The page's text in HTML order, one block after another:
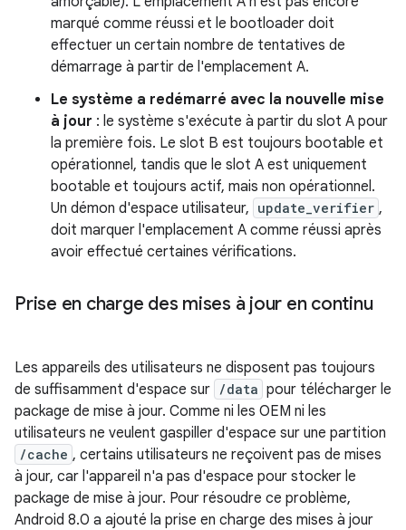
marqué comme réussi et le bootloader doit
effectuer un certain nombre de tentatives de
démarrage à partir de l'emplacement A.
Le système a redémarré avec la nouvelle mise
à jour : le système s'exécute à partir du slot A pour
la première fois. Le slot B est toujours bootable et
opérationnel, tandis que le slot A est uniquement
bootable et toujours actif, mais non opérationnel.
Un démon d'espace utilisateur, update_verifier ,
doit marquer l'emplacement A comme réussi après
avoir effectué certaines vérifications.
Prise en charge des mises à jour en continu
Les appareils des utilisateurs ne disposent pas toujours
de suffisamment d'espace sur /data pour télécharger le
package de mise à jour. Comme ni les OEM ni les
utilisateurs ne veulent gaspiller d'espace sur une partition
/cache , certains utilisateurs ne reçoivent pas de mises
à jour, car l'appareil n'a pas d'espace pour stocker le
package de mise à jour. Pour résoudre ce problème,
Android 8.0 a ajouté la prise en charge des mises à jour